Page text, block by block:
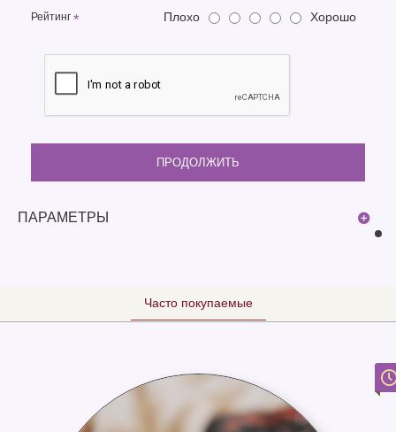
Рейтинг Плохо Хорошо
ПРОДОЛЖИТЬ
ПАРАМЕТРЫ
Часто покупаемые